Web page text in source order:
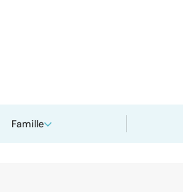
Famille